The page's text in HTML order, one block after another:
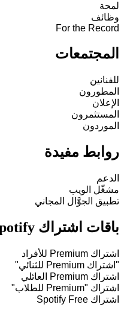
لمحة
وظائف
For the Record
المجتمعات
للفنانين
المطورون
الإعلان
المستثمرون
الموردون
روابط مفيدة
الدعم
مشغّل الويب
تطبيق الجوَّال المجاني
باقات اشتراك Spotify
اشتراك Premium للأفراد
"اشتراك Premium للثنائي"
اشتراك Premium العائلي
اشتراك "Premium للطلاب"
اشتراك Spotify Free